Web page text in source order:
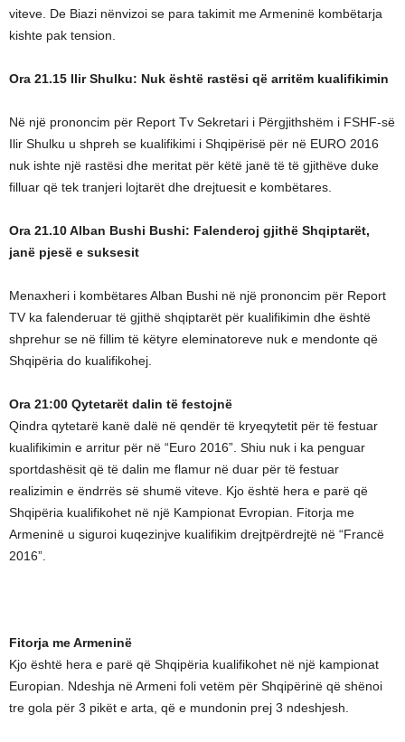
viteve. De Biazi nënvizoi se para takimit me Armeninë kombëtarja
kishte pak tension.
Ora 21.15 Ilir Shulku: Nuk është rastësi që arritëm kualifikimin
Në një prononcim për Report Tv Sekretari i Përgjithshëm i FSHF-së
Ilir Shulku u shpreh se kualifikimi i Shqipërisë për në EURO 2016
nuk ishte një rastësi dhe meritat për këtë janë të të gjithëve duke
filluar që tek tranjeri lojtarët dhe drejtuesit e kombëtares.
Ora 21.10Alban Bushi Bushi: Falenderoj gjithë Shqiptarët,
janë pjesë e suksesit
Menaxheri i kombëtares Alban Bushi në një prononcim për Report
TV ka falenderuar të gjithë shqiptarët për kualifikimin dhe është
shprehur se në fillim të këtyre eleminatoreve nuk e mendonte që
Shqipëria do kualifikohej.
Ora 21:00 Qytetarët dalin të festojnë
Qindra qytetarë kanë dalë në qendër të kryeqytetit për të festuar
kualifikimin e arritur për në “Euro 2016”. Shiu nuk i ka penguar
sportdashësit që të dalin me flamur në duar për të festuar
realizimin e ëndrrës së shumë viteve. Kjo është hera e parë që
Shqipëria kualifikohet në një Kampionat Evropian. Fitorja me
Armeninë u siguroi kuqezinjve kualifikim drejtpërdrejtë në “Francë
2016”.
Fitorja me Armeninë
Kjo është hera e parë që Shqipëria kualifikohet në një kampionat
Europian. Ndeshja në Armeni foli vetëm për Shqipërinë që shënoi
tre gola për 3 pikët e arta, që e mundonin prej 3 ndeshjesh.